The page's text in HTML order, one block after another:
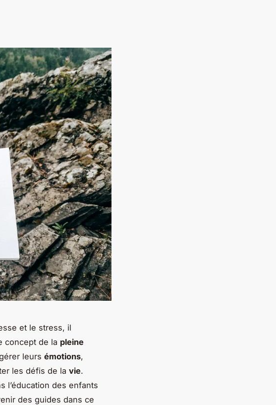
et le stress, il
concept de la pleine
leurs émotions,
les défis de la vie.
l’éducation des enfants
des guides dans ce